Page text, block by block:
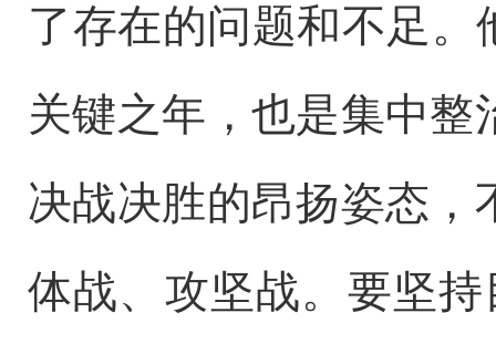
了存在的问题和不足。
关键之年，也是集中
决战决胜的昂扬姿态
体战、攻坚战。要坚